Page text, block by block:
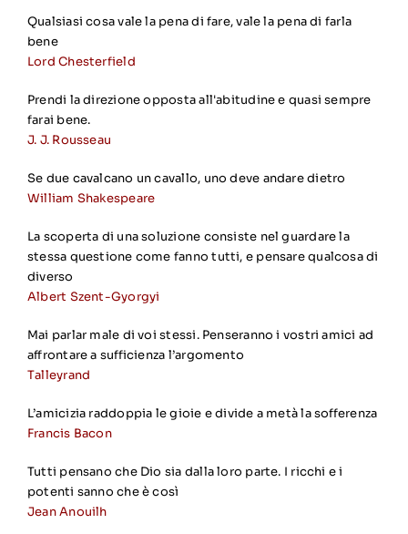
Qualsiasi cosa vale la pena di fare, vale la pena di farla
bene
Lord Chesterfield
Prendi la direzione opposta all'abitudine e quasi sempre
farai bene.
J. J. Rousseau
Se due cavalcano un cavallo, uno deve andare dietro
William Shakespeare
La scoperta di una soluzione consiste nel guardare la
stessa questione come fanno tutti, e pensare qualcosa di
diverso
Albert Szent-Gyorgyi
Mai parlar male di voi stessi. Penseranno i vostri amici ad
affrontare a sufficienza l’argomento
Talleyrand
L’amicizia raddoppia le gioie e divide a metà la sofferenza
Francis Bacon
Tutti pensano che Dio sia dalla loro parte. I ricchi e i
potenti sanno che è così
Jean Anouilh